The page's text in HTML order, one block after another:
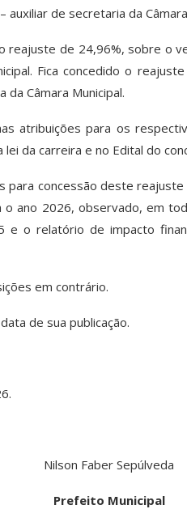
auxiliar de secretaria da
reajuste de 24,96%, sobre o
Fica concedido o
Câmara Municipal.
atribuições para os
da carreira e no Edital do
para concessão deste
o ano 2026, observado, em
e o relatório de impacto
em contrário.
de sua publicação.
Nilson Faber Sepúlveda
Prefeito Municipal